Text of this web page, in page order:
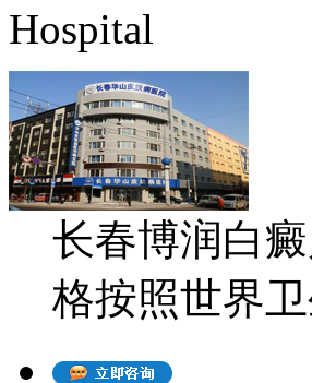
Hospital
长春博润白
格按照世界